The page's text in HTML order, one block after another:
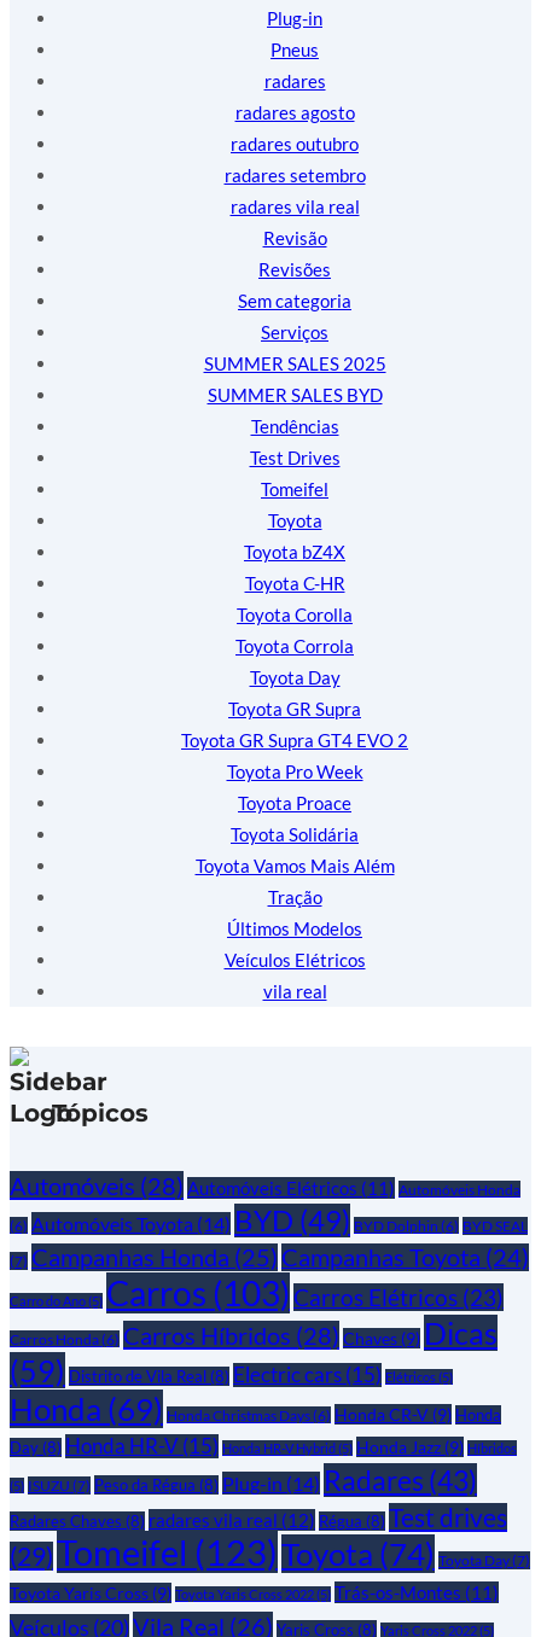
Plug-in
Pneus
radares
radares agosto
radares outubro
radares setembro
radares vila real
Revisão
Revisões
Sem categoria
Serviços
SUMMER SALES 2025
SUMMER SALES BYD
Tendências
Test Drives
Tomeifel
Toyota
Toyota bZ4X
Toyota C-HR
Toyota Corolla
Toyota Corrola
Toyota Day
Toyota GR Supra
Toyota GR Supra GT4 EVO 2
Toyota Pro Week
Toyota Proace
Toyota Solidária
Toyota Vamos Mais Além
Tração
Últimos Modelos
Veículos Elétricos
vila real
Tópicos
Automóveis (28) Automóveis Elétricos (11) Automóveis Honda
(6) Automóveis Toyota (14) BYD (49) BYD Dolphin (6) BYD SEAL
(7) Campanhas Honda (25) Campanhas Toyota (24)
Carro do Ano(5) Carros (103) Carros Elétricos (23)
Carros Honda(6) Carros Híbridos (28) Chaves (9) Dicas
(59) Distrito de Vila Real (8) Electric cars (15) Elétricos(5)
Honda (69) Honda Christmas Days(6) Honda CR-V (9) Honda
Day (8) Honda HR-V (15) Honda HR-V Hybrid(5) Honda Jazz (9) Híbridos
(5) ISUZU (7) Peso da Régua (8) Plug-in (14) Radares (43)
Radares Chaves (8) radares vila real (12) Régua (8) Test drives
(29)Tomeifel (123)Toyota (74) Toyota Day(7)
Toyota Yaris Cross (9) Toyota Yaris Cross 2022(5) Trás-os-Montes (11)
Veículos (20)Vila Real (26) Yaris Cross (8) Yaris Cross 2022(5)